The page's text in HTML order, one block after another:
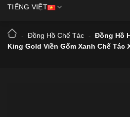
TIẾNG VIỆT
- Đồng Hồ Chế Tác - Đồng Hồ
King Gold Viền Gốm Xanh Chế Tác